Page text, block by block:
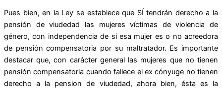
Pues bien, en la Ley se establece que SÍ tendrán derecho a la
pensión de viudedad las mujeres víctimas de violencia de
género, con independencia de si esa mujer es o no acreedora
de pensión compensatoria por su maltratador. Es importante
destacar que, con carácter general las mujeres que no tienen
pensión compensatoria cuando fallece el ex cónyuge no tienen
derecho a la pension de viudedad, ahora bien, ésta es la